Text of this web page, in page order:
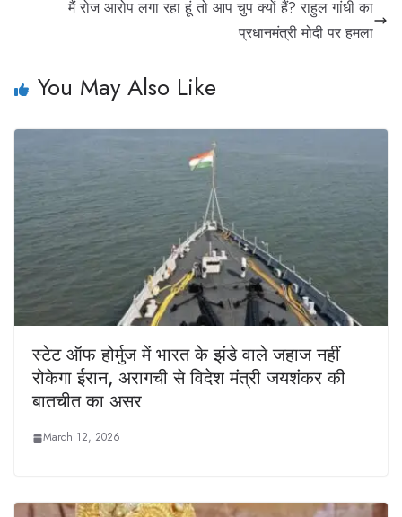
मैं रोज आरोप लगा रहा हूं तो आप चुप क्यों हैं? राहुल गांधी का
प्रधानमंत्री मोदी पर हमला
You May Also Like
स्टेट ऑफ होर्मुज में भारत के झंडे वाले जहाज नहीं
रोकेगा ईरान, अरागची से विदेश मंत्री जयशंकर की
बातचीत का असर
March 12, 2026